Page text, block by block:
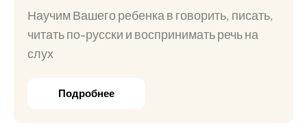
Научим Вашего ребенка в говорить, писать,
читать по-русски и воспринимать речь на
слух
Подробнее